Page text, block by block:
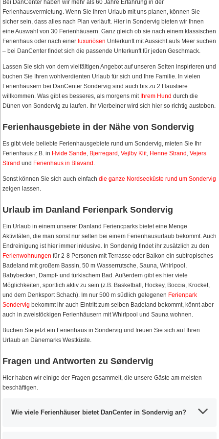
Bei DanCenter haben wir mehr als 60 Jahre Erfahrung in der
Ferienhausvermietung. Wenn Sie Ihren Urlaub mit uns planen, können Sie
sicher sein, dass alles nach Plan verläuft. Hier in Sondervig bieten wir Ihnen
eine Auswahl von 30 Ferienhäusern. Ganz gleich ob sie nach einem klassischen
Ferienhaus oder nach einer luxuriösen Unterkunft mit Aussicht aufs Meer suchen
– bei DanCenter findet sich die passende Unterkunft für jeden Geschmack.
Lassen Sie sich von dem vielfältigen Angebot auf unseren Seiten inspirieren und
buchen Sie Ihren wohlverdienten Urlaub für sich und Ihre Familie. In vielen
Ferienhäusern bei DanCenter Sondervig sind auch bis zu 2 Haustiere
willkommen. Was gibt es besseres, als morgens mit Ihrem Hund durch die
Dünen von Sondervig zu laufen. Ihr Vierbeiner wird sich hier so richtig austoben.
Ferienhausgebiete in der Nähe von Sondervig
Es gibt viele beliebte Ferienhausgebiete rund um Sondervig, mieten Sie Ihr
Ferienhaus z.B. in Hvide Sande, Bjerregard , Vejlby Klit, Henne Strand , Vejers
Strand und Ferienhaus in Blavand .
Sonst können Sie sich auch einfach die ganze Nordseeküste rund um Sondervig
zeigen lassen.
Urlaub im Danland Ferienpark Sondervig
Ein Urlaub in einem unserer Danland Feriencparks bietet eine Menge
Aktivitäten, die man sonst nur selten bei einem Ferienhausurlaub bekommt. Auch
Endreinigung ist hier immer inklusive. In Sondervig findet ihr zusätzlich zu den
Ferienwohnungen für 2-8 Personen mit Terrasse oder Balkon ein subtropisches
Badeland mit großem Bassin, 50 m Wasserrutsche, Sauna, Whirlpool,
Babybecken, Dampf- und türkischem Bad. Außerdem gibt es hier viele
Möglichkeiten, sportlich aktiv zu sein (z.B. Basketball, Hockey, Boccia, Krocket,
und dem Denksport Schach). Im nur 500 m südlich gelegenen Ferienpark
Sondervig bekommt ihr auch Eintritt zum selben Badeland bekommt, könnt aber
auch in zweistöckigen Ferienhäusern mit Whirlpool und Sauna wohnen.
Buchen Sie jetzt ein Ferienhaus in Sondervig und freuen Sie sich auf Ihren
Urlaub an Dänemarks Westküste.
Fragen und Antworten zu Søndervig
Hier haben wir einige der Fragen gesammelt, die unsere Gäste am meisten
beschäftigen.
Wie viele Ferienhäuser bietet DanCenter in Sondervig an?